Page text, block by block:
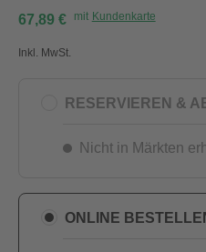
67,89 € mit Kundenkarte
Inkl. MwSt.
RESERVIEREN &
Nicht in Märkten
ONLINE